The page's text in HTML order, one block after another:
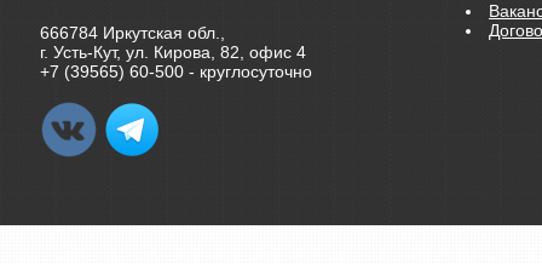
666784 Иркутская обл.,
г. Усть-Кут, ул. Кирова, 82, офис 4
+7 (39565) 60-500 - круглосуточно